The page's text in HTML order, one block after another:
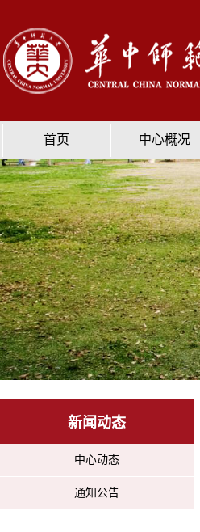
首页 中心概况
新闻动态
中心动态
通知公告